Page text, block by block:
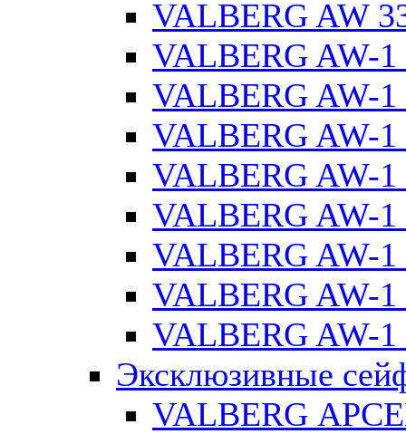
VALBERG AW
VALBERG AW-1
VALBERG AW-1
VALBERG AW-1
VALBERG AW-1
VALBERG AW-1
VALBERG AW-1
VALBERG AW-1
VALBERG AW-1
Эксклюзивные
VALBERG